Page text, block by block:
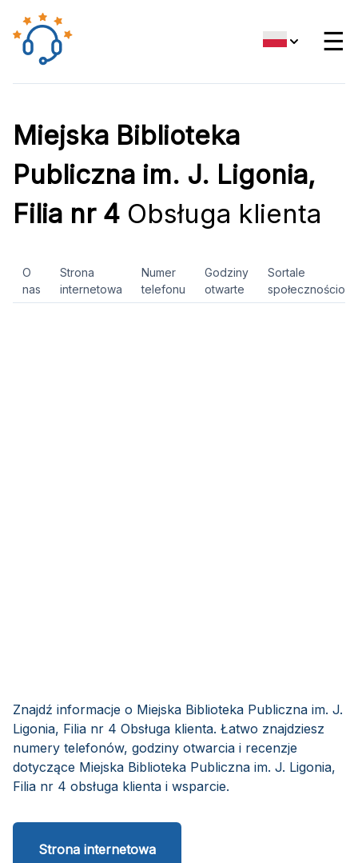
☰
Miejska Biblioteka
Publiczna im. J. Ligonia,
Filia nr 4 Obsługa klienta
O
nas
Strona
internetowa
Numer
telefonu
Godziny
otwarte
Sortale
Znajdź informacje o Miejska Biblioteka Publiczna im. J.
Ligonia, Filia nr 4 Obsługa klienta. Łatwo znajdziesz
numery telefonów, godziny otwarcia i recenzje
dotyczące Miejska Biblioteka Publiczna im. J. Ligonia,
Filia nr 4 obsługa klienta i wsparcie.
Strona internetowa